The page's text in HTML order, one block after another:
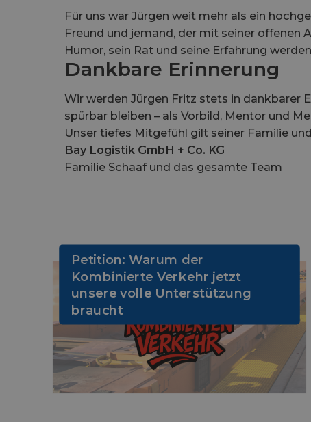
Für uns war Jürgen weit mehr als ein
Freund und jemand, der mit seiner offenen
Humor, sein Rat und seine Erfahrung
Dankbare Erinnerung
Wir werden Jürgen Fritz stets in dankbarer
spürbar bleiben – als Vorbild, Mentor und
Unser tiefes Mitgefühl gilt seiner Familie
Bay Logistik GmbH + Co. KG
Familie Schaaf und das gesamte Team
Petition: Warum der
Kombinierte Verkehr jetzt
unsere volle Unterstützung
braucht